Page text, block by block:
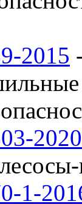
2015
2020
1-